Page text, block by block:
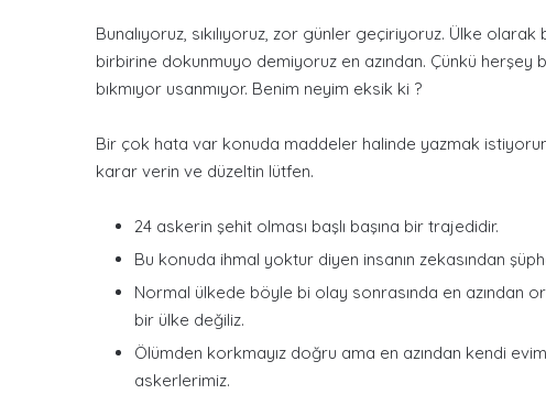
Bunalıyoruz, sıkılıyoruz, zor günler geçiriyoruz. Ülke
birbirine dokunmuyo demiyoruz en azından. Çünkü herşey
bıkmıyor usanmıyor. Benim neyim eksik ki ?
Bir çok hata var konuda maddeler halinde yazmak
karar verin ve düzeltin lütfen.
24 askerin şehit olması başlı başına bir trajedidir.
Bu konuda ihmal yoktur diyen insanın zekasından
Normal ülkede böyle bi olay sonrasında en azından
bir ülke değiliz.
Ölümden korkmayız doğru ama en azından kendi
askerlerimiz.